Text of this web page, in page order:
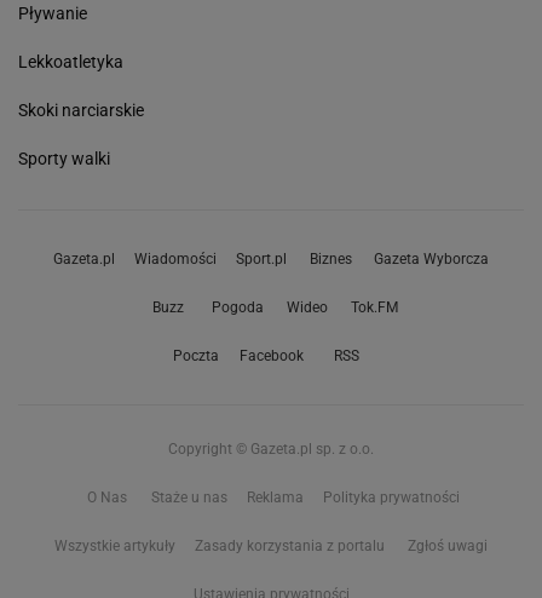
Pływanie
Lekkoatletyka
Skoki narciarskie
Sporty walki
Gazeta.pl Wiadomości Sport.pl Biznes Gazeta Wyborcza
Buzz Pogoda Wideo Tok.FM
Poczta Facebook RSS
Copyright © Gazeta.pl sp. z o.o.
O Nas Staże u nas Reklama Polityka prywatności
Wszystkie artykuły Zasady korzystania z portalu Zgłoś uwagi
Ustawienia prywatności